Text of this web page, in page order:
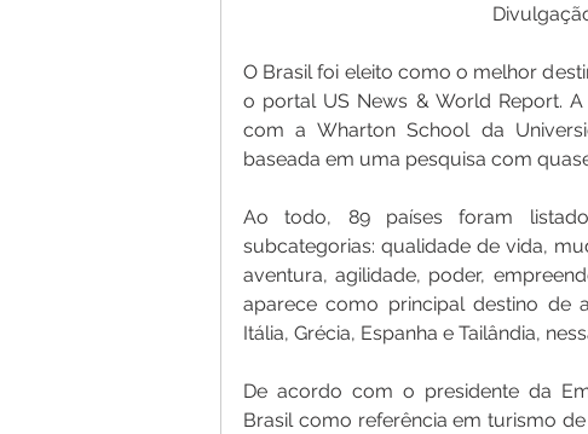
O Brasil foi eleito como o melhor
o portal US News & World Report.
com a Wharton School da
baseada em uma pesquisa com
Ao todo, 89 países foram
subcategorias: qualidade de vida,
aventura, agilidade, poder,
aparece como principal destino de
Itália, Grécia, Espanha e Tailândia,
De acordo com o presidente da
Brasil como referência em turismo